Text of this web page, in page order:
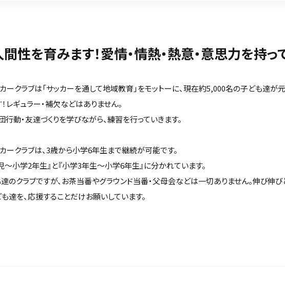
性を育みます！愛情・情熱・熱意・意思力を持っ
ークラブは「サッカーを通して地域教育」をモットーに、現在約5,000名の子ども達が
レギュラー・補欠などはありません。
行動・友達づくりを学びながら、練習を行っていきます。
ークラブは、3歳から小学6年生まで継続が可能です。
～小学2年生』と『小学3年生～小学6年生』に分かれています。
のクラブですが、お茶当番やグラウンド当番・父母会などは一切ありません。伸び伸び
達を、応援することだけお願いしています。